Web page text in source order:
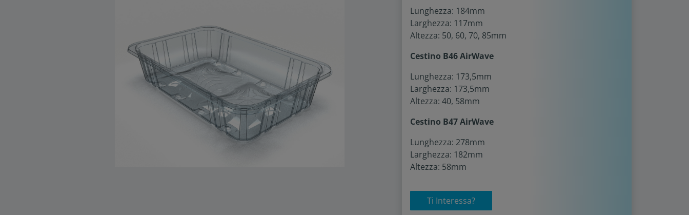
Lunghezza: 184mm
Larghezza: 117mm
Altezza: 50, 60, 70, 85mm
Cestino B46 AirWave
Lunghezza: 173,5mm
Larghezza: 173,5mm
Altezza: 40, 58mm
Cestino B47 AirWave
Lunghezza: 278mm
Larghezza: 182mm
Altezza: 58mm
Ti Interessa?